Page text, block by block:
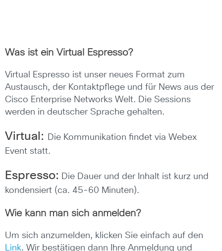
Was ist ein Virtual Espresso?
Virtual Espresso ist unser neues Format zum
Austausch, der Kontaktpflege und für News aus der
Cisco Enterprise Networks Welt. Die Sessions
werden in deutscher Sprache gehalten.
Virtual:
Die Kommunikation findet via Webex
Event statt.
Espresso: Die Dauer und der Inhalt ist kurz und
kondensiert (ca. 45-60 Minuten).
Wie kann man sich anmelden?
Um sich anzumelden, klicken Sie einfach auf den
Link. Wir bestätigen dann Ihre Anmeldung und